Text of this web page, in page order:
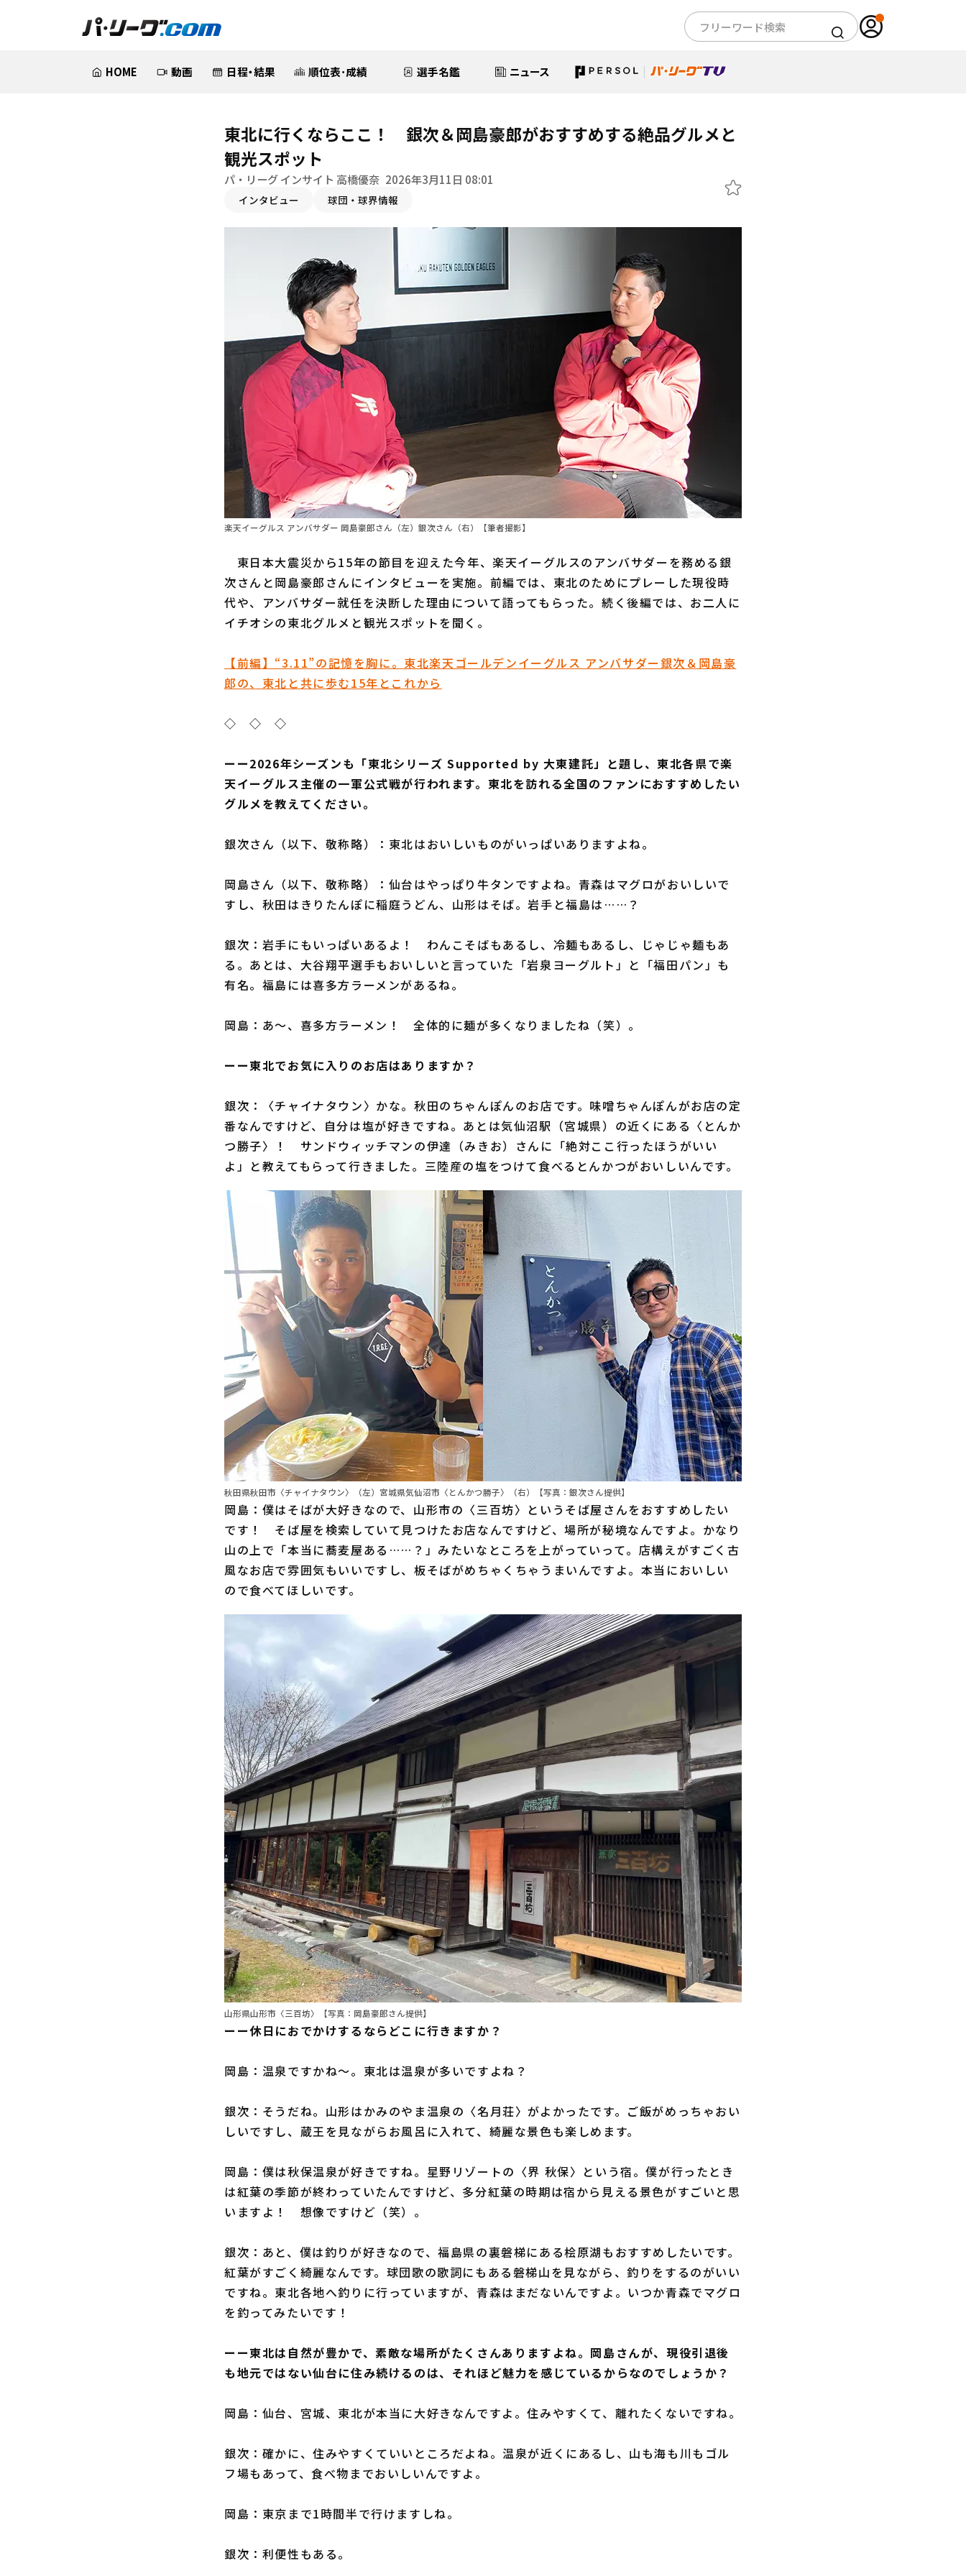
HOME 動画 日程・結果 順位表･成績 選手名鑑 ニュース
東北に行くならここ！ 銀次＆岡島豪郎がおすすめする絶品グルメと
観光スポット
パ・リーグ インサイト 高橋優奈 2026年3月11日 08:01
インタビュー 球団・球界情報
楽天イーグルス アンバサダー 岡島豪郎さん（左）銀次さん（右）【筆者撮影】
東日本大震災から15年の節目を迎えた今年、楽天イーグルスのアンバサダーを務める銀
次さんと岡島豪郎さんにインタビューを実施。前編では、東北のためにプレーした現役時
代や、アンバサダー就任を決断した理由について語ってもらった。続く後編では、お二人に
イチオシの東北グルメと観光スポットを聞く。
【前編】“3.11”の記憶を胸に。東北楽天ゴールデンイーグルス アンバサダー銀次＆岡島豪
郎の、東北と共に歩む15年とこれから
◇ ◇ ◇
ーー2026年シーズンも「東北シリーズ Supported by 大東建託」と題し、東北各県で楽
天イーグルス主催の一軍公式戦が行われます。東北を訪れる全国のファンにおすすめしたい
グルメを教えてください。
銀次さん（以下、敬称略）：東北はおいしいものがいっぱいありますよね。
岡島さん（以下、敬称略）：仙台はやっぱり牛タンですよね。青森はマグロがおいしいで
すし、秋田はきりたんぽに稲庭うどん、山形はそば。岩手と福島は……？
銀次：岩手にもいっぱいあるよ！ わんこそばもあるし、冷麺もあるし、じゃじゃ麺もあ
る。あとは、大谷翔平選手もおいしいと言っていた「岩泉ヨーグルト」と「福田パン」も
有名。福島には喜多方ラーメンがあるね。
岡島：あ～、喜多方ラーメン！ 全体的に麺が多くなりましたね（笑）。
ーー東北でお気に入りのお店はありますか？
銀次：〈チャイナタウン〉かな。秋田のちゃんぽんのお店です。味噌ちゃんぽんがお店の定
番なんですけど、自分は塩が好きですね。あとは気仙沼駅（宮城県）の近くにある〈とんか
つ勝子〉！ サンドウィッチマンの伊達（みきお）さんに「絶対ここ行ったほうがいい
よ」と教えてもらって行きました。三陸産の塩をつけて食べるとんかつがおいしいんです。
秋田県秋田市〈チャイナタウン〉（左）宮城県気仙沼市〈とんかつ勝子〉（右）【写真：銀次さん提供】
岡島：僕はそばが大好きなので、山形市の〈三百坊〉というそば屋さんをおすすめしたい
です！ そば屋を検索していて見つけたお店なんですけど、場所が秘境なんですよ。かなり
山の上で「本当に蕎麦屋ある……？」みたいなところを上がっていって。店構えがすごく古
風なお店で雰囲気もいいですし、板そばがめちゃくちゃうまいんですよ。本当においしい
ので食べてほしいです。
山形県山形市〈三百坊〉【写真：岡島豪郎さん提供】
ーー休日におでかけするならどこに行きますか？
岡島：温泉ですかね〜。東北は温泉が多いですよね？
銀次：そうだね。山形はかみのやま温泉の〈名月荘〉がよかったです。ご飯がめっちゃおい
しいですし、蔵王を見ながらお風呂に入れて、綺麗な景色も楽しめます。
岡島：僕は秋保温泉が好きですね。星野リゾートの〈界 秋保〉という宿。僕が行ったとき
は紅葉の季節が終わっていたんですけど、多分紅葉の時期は宿から見える景色がすごいと思
いますよ！ 想像ですけど（笑）。
銀次：あと、僕は釣りが好きなので、福島県の裏磐梯にある桧原湖もおすすめしたいです。
紅葉がすごく綺麗なんです。球団歌の歌詞にもある磐梯山を見ながら、釣りをするのがいい
ですね。東北各地へ釣りに行っていますが、青森はまだないんですよ。いつか青森でマグロ
を釣ってみたいです！
ーー東北は自然が豊かで、素敵な場所がたくさんありますよね。岡島さんが、現役引退後
も地元ではない仙台に住み続けるのは、それほど魅力を感じているからなのでしょうか？
岡島：仙台、宮城、東北が本当に大好きなんですよ。住みやすくて、離れたくないですね。
銀次：確かに、住みやすくていいところだよね。温泉が近くにあるし、山も海も川もゴル
フ場もあって、食べ物までおいしいんですよ。
岡島：東京まで1時間半で行けますしね。
銀次：利便性もある。